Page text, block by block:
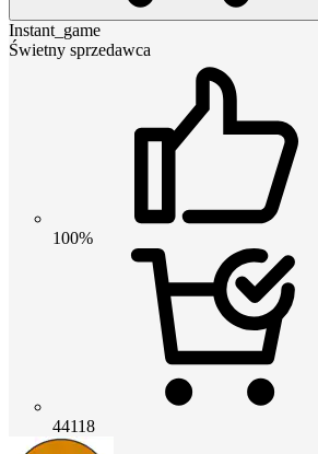
Instant_game
Świetny sprzedawca
100%
44118